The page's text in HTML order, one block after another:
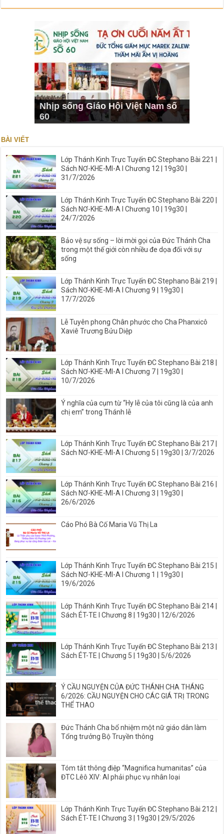
Nhịp sống Giáo Hội Việt Nam số
60
BÀI VIẾT
Lớp Thánh Kinh Trực Tuyến ĐC Stephano Bài 221 |
Sách NƠ-KHE-MI-A I Chương 12 | 19g30 |
31/7/2026
Lớp Thánh Kinh Trực Tuyến ĐC Stephano Bài 220 |
Sách NƠ-KHE-MI-A I Chương 10 | 19g30 |
24/7/2026
Bảo vệ sự sống – lời mời gọi của Đức Thánh Cha
trong một thế giới còn nhiều đe dọa đối với sự
sống
Lớp Thánh Kinh Trực Tuyến ĐC Stephano Bài 219 |
Sách NƠ-KHE-MI-A I Chương 9 | 19g30 |
17/7/2026
Lễ Tuyên phong Chân phước cho Cha Phanxicô
Xaviê Trương Bửu Diệp
Lớp Thánh Kinh Trực Tuyến ĐC Stephano Bài 218 |
Sách NƠ-KHE-MI-A I Chương 7 | 19g30 |
10/7/2026
Ý nghĩa của cụm từ “Hy lễ của tôi cũng là của anh
chị em” trong Thánh lễ
Lớp Thánh Kinh Trực Tuyến ĐC Stephano Bài 217 |
Sách NƠ-KHE-MI-A I Chương 5 | 19g30 | 3/7/2026
Lớp Thánh Kinh Trực Tuyến ĐC Stephano Bài 216 |
Sách NƠ-KHE-MI-A I Chương 3 | 19g30 |
26/6/2026
Cáo Phó Bà Cố Maria Vũ Thị La
Lớp Thánh Kinh Trực Tuyến ĐC Stephano Bài 215 |
Sách NƠ-KHE-MI-A I Chương 1 | 19g30 |
19/6/2026
Lớp Thánh Kinh Trực Tuyến ĐC Stephano Bài 214 |
Sách ÉT-TE I Chương 8 | 19g30 | 12/6/2026
Lớp Thánh Kinh Trực Tuyến ĐC Stephano Bài 213 |
Sách ÉT-TE | Chương 5 | 19g30 | 5/6/2026
Ý CẦU NGUYỆN CỦA ĐỨC THÁNH CHA THÁNG
6/2026: CẦU NGUYỆN CHO CÁC GIÁ TRỊ TRONG
THỂ THAO
Đức Thánh Cha bổ nhiệm một nữ giáo dân làm
Tổng trưởng Bộ Truyền thông
Tóm tắt thông điệp “Magnifica humanitas” của
ĐTC Lêô XIV: AI phải phục vụ nhân loại
Lớp Thánh Kinh Trực Tuyến ĐC Stephano Bài 212 |
Sách ÉT-TE I Chương 3 | 19g30 | 29/5/2026